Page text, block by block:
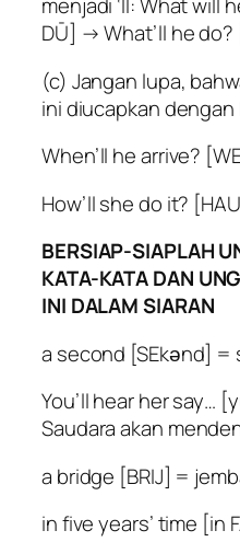
DŪ] → What’ll he do?
(c) Jangan lupa,
ini diucapkan
When’ll he arrive?
How’ll she do it?
BERSIAP-SIAPLAH
KATA-KATA DAN
INI DALAM SIARAN
a second [SEkәnd] =
You’ll hear her say…
Saudara akan
a bridge [BRIJ] =
in five years’ time [in